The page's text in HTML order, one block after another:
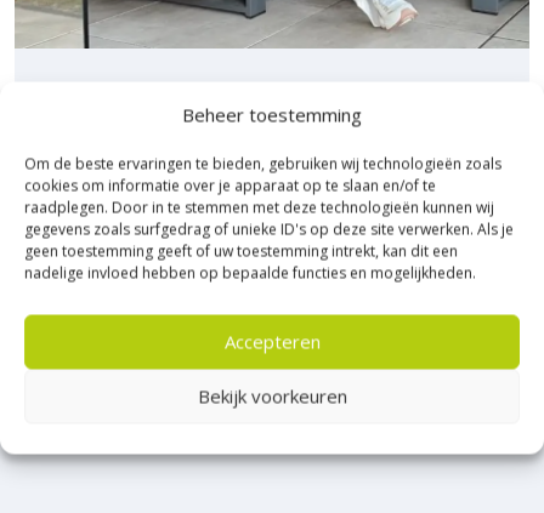
Beheer toestemming
Om de beste ervaringen te bieden, gebruiken wij technologieën zoals
cookies om informatie over je apparaat op te slaan en/of te
raadplegen. Door in te stemmen met deze technologieën kunnen wij
gegevens zoals surfgedrag of unieke ID's op deze site verwerken. Als je
geen toestemming geeft of uw toestemming intrekt, kan dit een
nadelige invloed hebben op bepaalde functies en mogelijkheden.
Accepteren
Bekijk voorkeuren
Bijna het gehele Kijlstra assortiment vind je in het
prachtige Heerde.
★ 2.500m² Experience Centre XXL in Heerde!
Kom gezellig langs!